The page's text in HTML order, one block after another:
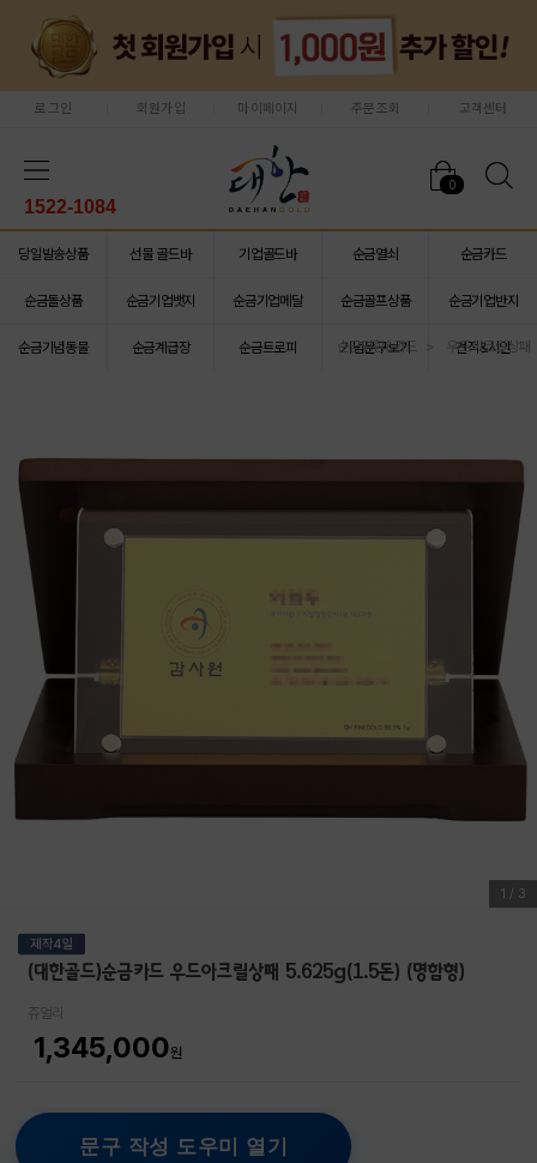
로그인 회원가입 마이페이지 주문조회 고객센터
0
1522-1084
당일발송상품 선물 골드바 기업골드바 순금열쇠 순금카드
순금돌상품 순금기업뱃지 순금기업메달 순금골프상품 순금기업반지
순금기념동물 순금계급장 순금트로피 기념문구보기 견적&시안
순금명함&카드 우드아크릴상패
1 / 3
(대한골드)순금카드 우드아크릴상패 5.625g(1.5돈) (명함형)
쥬얼리
1,345,000원
문구 작성 도우미 열기